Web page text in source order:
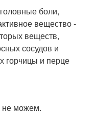
боли,
вещество -
веществ,
сосудов и
горчицы и перце
не можем.